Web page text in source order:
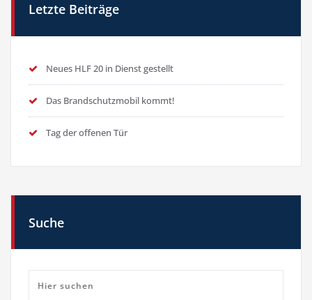
Letzte Beiträge
Neues HLF 20 in Dienst gestellt
Das Brandschutzmobil kommt!
Tag der offenen Tür
Suche